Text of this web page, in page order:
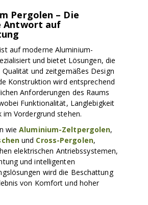
Pergolen – Die
Antwort auf
ist auf moderne Aluminium-
und bietet Lösungen, die
Qualität und zeitgemäßes Design
Konstruktion wird entsprechend
Anforderungen des Raums
Funktionalität, Langlebigkeit
im Vordergrund stehen.
wieAluminium-Zeltpergolen,
und Cross-Pergolen,
elektrischen Antriebssystemen,
und intelligenten
wird die Beschattung
von Komfort und hoher